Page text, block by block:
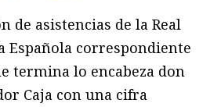
de asistencias de la Real
Española correspondiente
termina lo encabeza don
Caja con una cifra